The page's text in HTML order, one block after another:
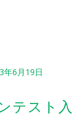
年6月19日
テスト入